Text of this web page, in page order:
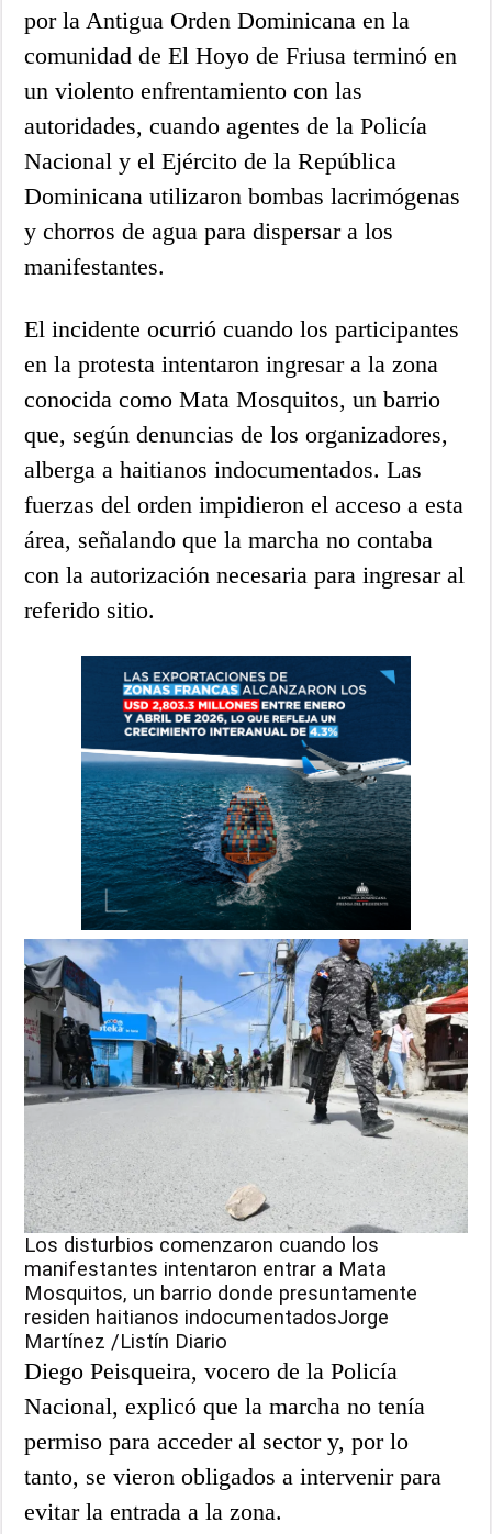
por la Antigua Orden Dominicana en la
comunidad de El Hoyo de Friusa terminó en
un violento enfrentamiento con las
autoridades, cuando agentes de la Policía
Nacional y el Ejército de la República
Dominicana utilizaron bombas lacrimógenas
y chorros de agua para dispersar a los
manifestantes.
El incidente ocurrió cuando los participantes
en la protesta intentaron ingresar a la zona
conocida como Mata Mosquitos, un barrio
que, según denuncias de los organizadores,
alberga a haitianos indocumentados. Las
fuerzas del orden impidieron el acceso a esta
área, señalando que la marcha no contaba
con la autorización necesaria para ingresar al
referido sitio.
Los disturbios comenzaron cuando los
manifestantes intentaron entrar a Mata
Mosquitos, un barrio donde presuntamente
residen haitianos indocumentadosJorge
Martínez /Listín Diario
Diego Peisqueira, vocero de la Policía
Nacional, explicó que la marcha no tenía
permiso para acceder al sector y, por lo
tanto, se vieron obligados a intervenir para
evitar la entrada a la zona.